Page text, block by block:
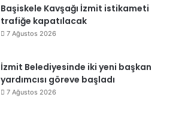
Başiskele Kavşağı İzmit istikameti
trafiğe kapatılacak
7 Ağustos 2026
İzmit Belediyesinde iki yeni başkan
yardımcısı göreve başladı
7 Ağustos 2026